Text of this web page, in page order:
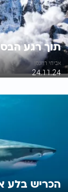
תוך רגע
אביחי רוזנמן
24.11.24
הכריש בלע